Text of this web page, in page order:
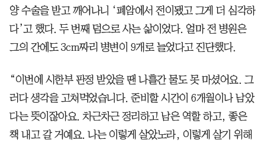
양 수술을 받고 깨어나니 ‘폐암에서 전이됐고 그게 더 심각하
다’고 했다. 두 번째 덤으로 사는 삶이었다. 얼마 전 병원은
그의 간에도 3cm짜리 병변이 9개로 늘었다고 진단했다.
“이번에 시한부 판정 받았을 땐 나흘간 물도 못 마셨어요. 그
러다 생각을 고쳐먹었습니다. 준비할 시간이 6개월이나 남았
다는 뜻이잖아요. 차근차근 정리하고 남은 역할 하고, 좋은
책 내고 갈 거예요. 나는 이렇게 살았노라, 이렇게 살기 위해